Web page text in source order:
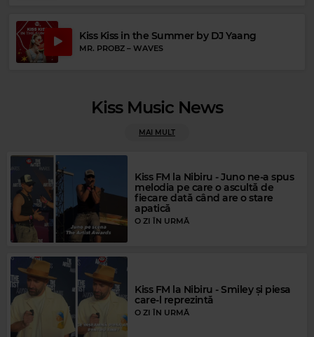
Rock Blues
JOHNNY WINTER –MEAN MISTREATER
Kiss Kiss in the Summer by DJ Yaang
MR. PROBZ – WAVES
Kiss Music News
MAI MULT
Kiss FM la Nibiru - Juno ne-a spus
melodia pe care o ascultă de
fiecare dată când are o stare
apatică
O ZI ÎN URMĂ
Kiss FM la Nibiru - Smiley și piesa
care-l reprezintă
O ZI ÎN URMĂ